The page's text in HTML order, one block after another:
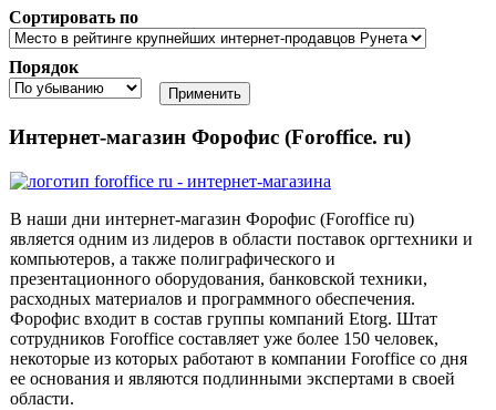
Сортировать по
Порядок
Интернет-магазин Форофис (Foroffice. ru)
В наши дни интернет-магазин Форофис (Foroffice ru)
является одним из лидеров в области поставок оргтехники и
компьютеров, а также полиграфического и
презентационного оборудования, банковской техники,
расходных материалов и программного обеспечения.
Форофис входит в состав группы компаний Etorg. Штат
сотрудников Foroffice составляет уже более 150 человек,
некоторые из которых работают в компании Foroffice со дня
ее основания и являются подлинными экспертами в своей
области.